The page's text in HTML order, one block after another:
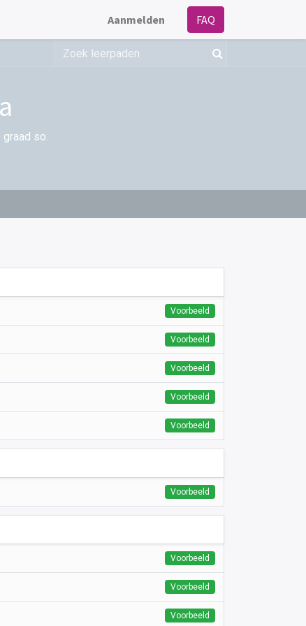
Aanmelden FAQ
so.
Voorbeeld
Voorbeeld
Voorbeeld
Voorbeeld
Voorbeeld
Voorbeeld
Voorbeeld
Voorbeeld
Voorbeeld